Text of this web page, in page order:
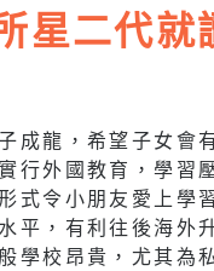
星二代就
成龍，希望子女會
行外國教育，學習
式令小朋友愛上學
平，有利往後海外
學校昂貴，尤其為